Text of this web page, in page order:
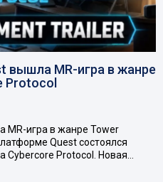
вышла MR-игра в жанре
Protocol
MR-игра в жанре Tower
Quest состоялся
Cybercore Protocol. Новая…